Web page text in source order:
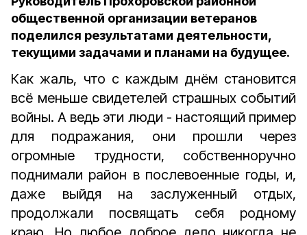
общественной организации ветеранов
поделился результатами деятельности,
текущими задачами и планами на будущее.
Как жаль, что с каждым днём становится
всё меньше свидетелей страшных событий
вой­ны. А ведь эти люди - настоящий пример
для подражания, они прошли через
огромные трудности, собственноручно
поднимали район в послевоенные годы, и,
даже выйдя на заслуженный отдых,
продолжали посвящать себя родному